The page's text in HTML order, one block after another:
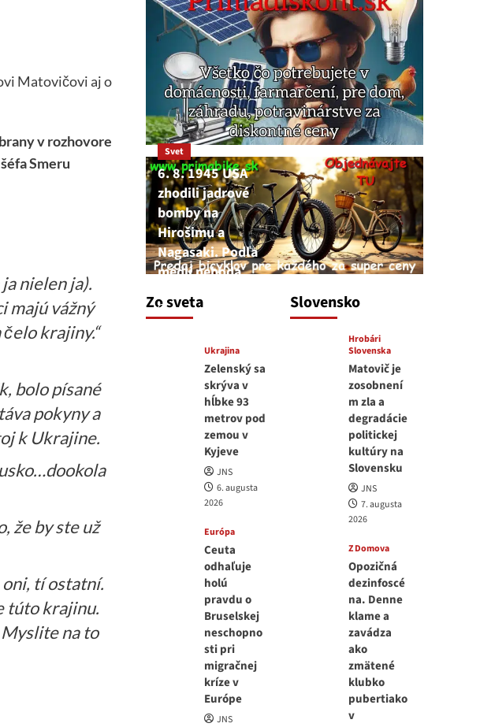
Matovičovi aj o
v rozhovore
Smeru
nielen ja).
majú vážný
krajiny.“
bolo písané
pokyny a
k Ukrajine.
že by ste už
tí ostatní.
túto krajinu.
na to
Zo sveta
Svet
6. 8. 1945 USA
zhodili jadrové
bomby na
Hirošimu a
Nagasaki. Podľa
médií nehoda
6. augusta 2026
Ukrajina
Zelenský sa
skrýva v
hĺbke 93
metrov pod
zemou v
Kyjeve
JNS
6. augusta
2026
Európa
Ceuta
odhaľuje
holú
pravdu o
Bruselskej
neschopno
sti pri
migračnej
kríze v
Európe
JNS
Slovensko
Hrobári
Slovenska
Matovič je
zosobnení
m zla a
degradácie
politickej
kultúry na
Slovensku
JNS
7. augusta
2026
Z Domova
Opozičná
dezinfoscé
na. Denne
klame a
zavádza
ako
zmätené
klubko
pubertiako
v